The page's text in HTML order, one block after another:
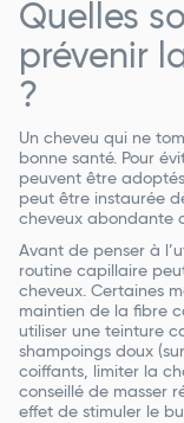
Quelles
prévenir
?
Un cheveu qui ne
bonne santé. Pour
peuvent être
peut être instaurée
cheveux abondante
Avant de penser à
routine capillaire
cheveux. Certaines
maintien de la fibre
utiliser une teinture
shampoings doux
coiffants, limiter la
conseillé de masser
effet de stimuler le